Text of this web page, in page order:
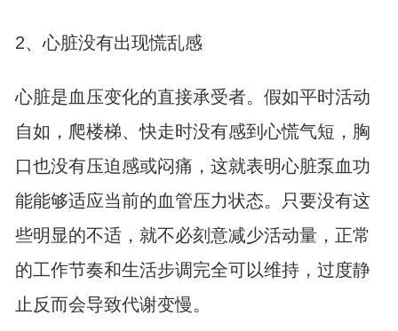
2、心脏没有出现慌乱感
心脏是血压变化的直接承受者。假如平时活动
自如，爬楼梯、快走时没有感到心慌气短，胸
口也没有压迫感或闷痛，这就表明心脏泵血功
能能够适应当前的血管压力状态。只要没有这
些明显的不适，就不必刻意减少活动量，正常
的工作节奏和生活步调完全可以维持，过度静
止反而会导致代谢变慢。